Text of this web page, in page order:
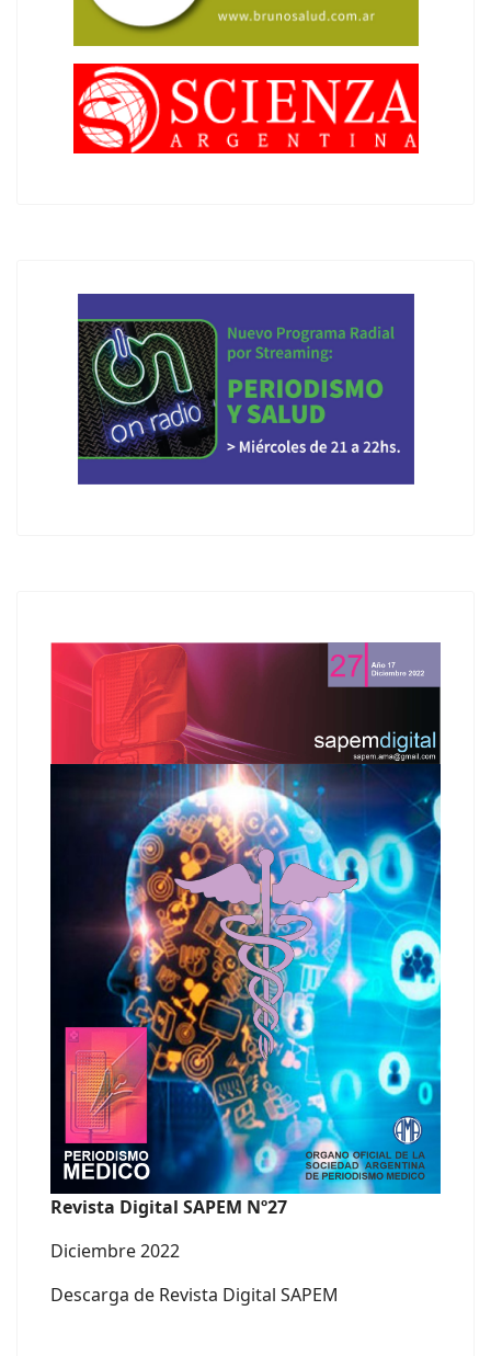
Revista Digital SAPEM Nº27
Diciembre 2022
Descarga de Revista Digital SAPEM